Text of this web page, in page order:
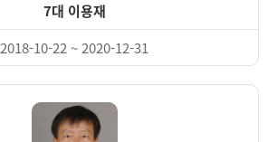
7대 이용재
2018-10-22 ~ 2020-12-31